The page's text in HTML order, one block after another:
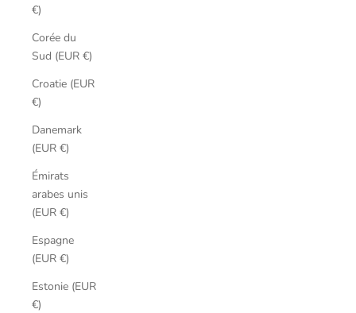
€)
Corée du
Sud (EUR €)
Croatie (EUR
€)
Danemark
(EUR €)
Émirats
arabes unis
(EUR €)
Espagne
(EUR €)
Estonie (EUR
€)